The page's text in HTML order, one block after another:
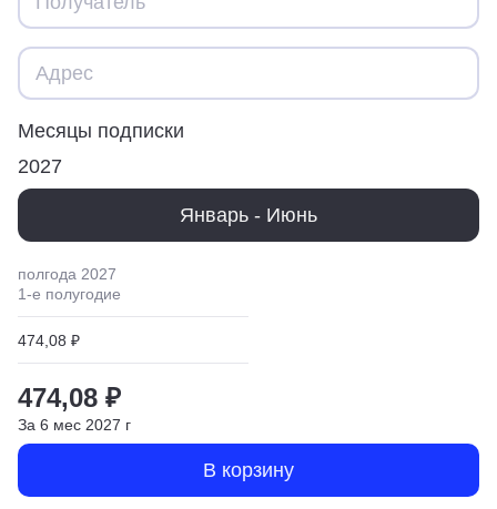
Месяцы подписки
2027
Январь - Июнь
полгода 2027
1-е полугодие
474,08 ₽
474,08 ₽
За 6 мес 2027 г
В корзину